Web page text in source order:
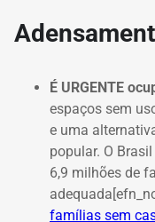
É URGENTE
espaços sem
e uma
popular. O
6,9 milhões de
famílias sem